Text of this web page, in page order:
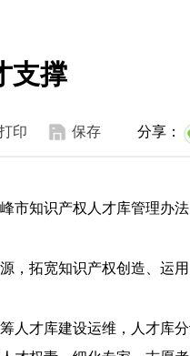
支撑
印 保存 分享：
市知识产权人才库管理办
，拓宽知识产权创造、运
人才库建设运维，人才库